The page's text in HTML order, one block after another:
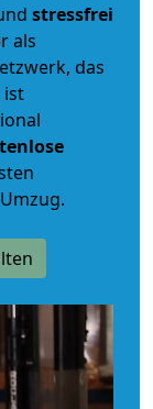
stressfrei
als
das
ist